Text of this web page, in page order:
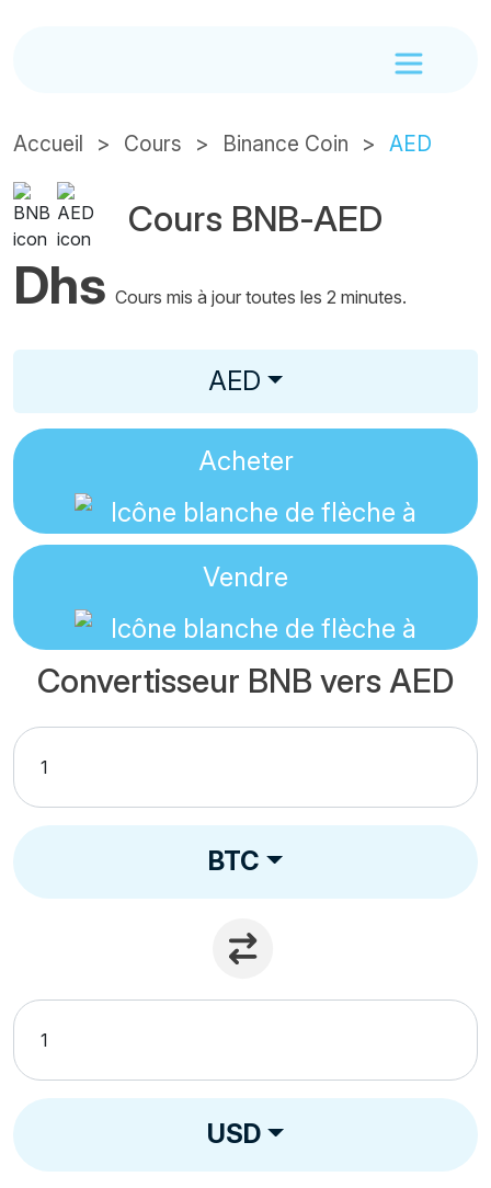
Accueil Cours Binance Coin AED
Cours BNB-AED
Dhs Cours mis à jour toutes les 2 minutes.
AED
Acheter
Vendre
Convertisseur BNB vers AED
BTC
USD